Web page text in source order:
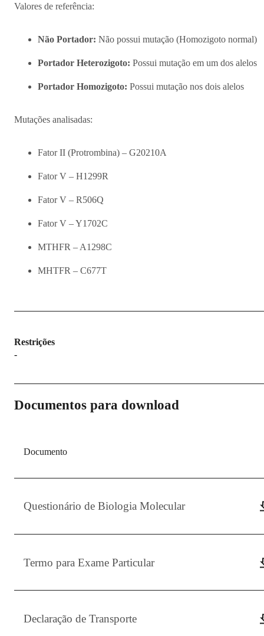
Valores de referência:
Não Portador: Não possui mutação (Homozigoto normal)
Portador Heterozigoto: Possui mutação em um dos alelos
Portador Homozigoto: Possui mutação nos dois alelos
Mutações analisadas:
Fator II (Protrombina) – G20210A
Fator V – H1299R
Fator V – R506Q
Fator V – Y1702C
MTHFR – A1298C
MHTFR – C677T
Restrições
-
Documentos para download
Documento
Questionário de Biologia Molecular
Termo para Exame Particular
Declaração de Transporte